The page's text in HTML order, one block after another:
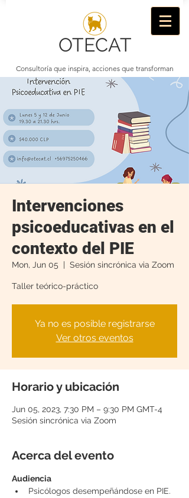
OTECAT
Consultoría que inspira, acciones que transforman
Intervenciones
psicoeducativas en el
contexto del PIE
Mon, Jun 05
  |
Sesión sincrónica via Zoom
Taller teórico-práctico
Ya no es posible registrarse
Ver otros eventos
Horario y ubicación
Jun 05, 2023, 7:30 PM – 9:30 PM GMT-4
Sesión sincrónica via Zoom
Acerca del evento
Audiencia
Psicólogos desempeñándose en PIE.